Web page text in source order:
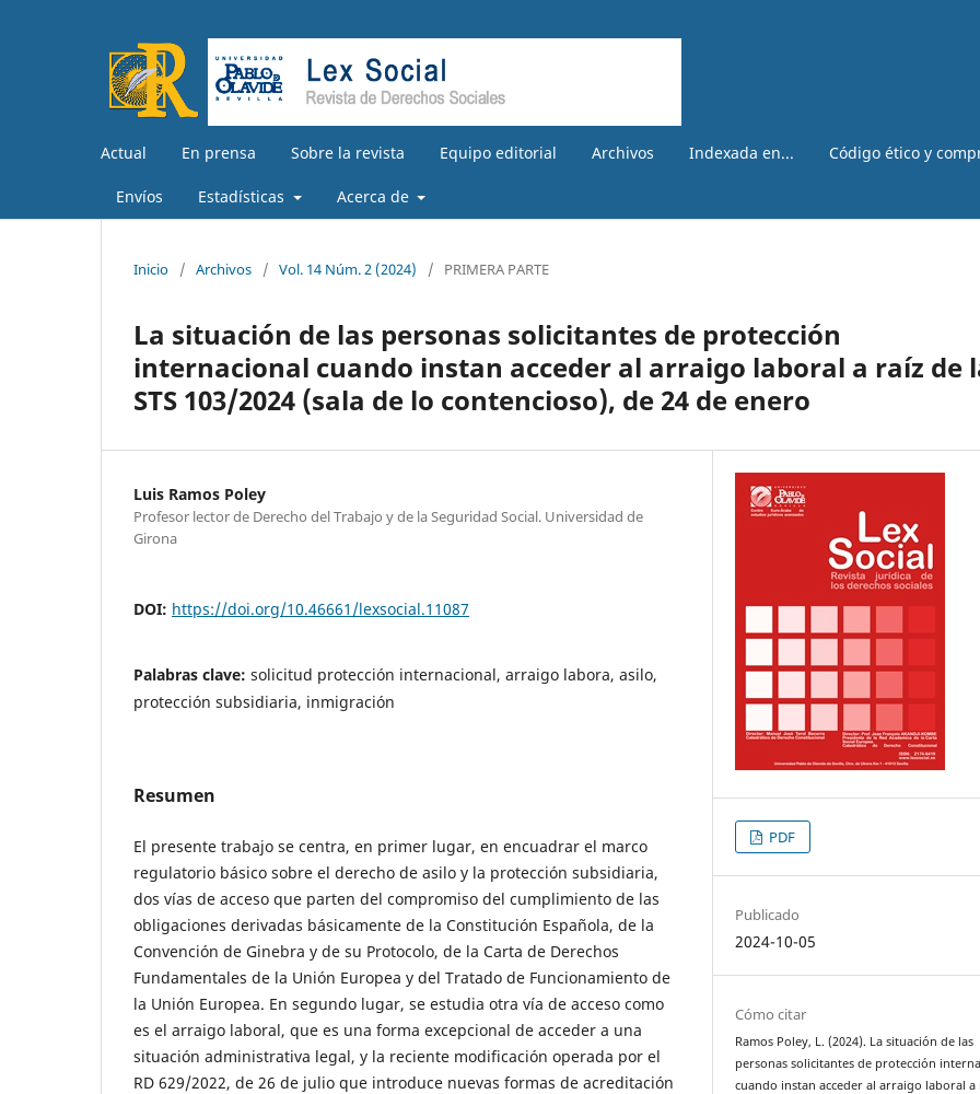
Actual En prensa Sobre la revista Equipo editorial Archivos Indexada en... Código ético y
Envíos Estadísticas Acerca de
Inicio / Archivos / Vol. 14 Núm. 2 (2024) / PRIMERA PARTE
La situación de las personas solicitantes de protección
internacional cuando instan acceder al arraigo laboral a raíz de
STS 103/2024 (sala de lo contencioso), de 24 de enero
Luis Ramos Poley
Profesor lector de Derecho del Trabajo y de la Seguridad Social. Universidad de
Girona
DOI: https://doi.org/10.46661/lexsocial.11087
Palabras clave: solicitud protección internacional, arraigo labora, asilo,
protección subsidiaria, inmigración
Resumen
El presente trabajo se centra, en primer lugar, en encuadrar el marco
regulatorio básico sobre el derecho de asilo y la protección subsidiaria,
dos vías de acceso que parten del compromiso del cumplimiento de las
obligaciones derivadas básicamente de la Constitución Española, de la
Convención de Ginebra y de su Protocolo, de la Carta de Derechos
Fundamentales de la Unión Europea y del Tratado de Funcionamiento de
la Unión Europea. En segundo lugar, se estudia otra vía de acceso como
es el arraigo laboral, que es una forma excepcional de acceder a una
situación administrativa legal, y la reciente modificación operada por el
RD 629/2022, de 26 de julio que introduce nuevas formas de acreditación
PDF
Publicado
2024-10-05
Cómo citar
Ramos Poley, L. (2024). La situación de las
personas solicitantes de protección
cuando instan acceder al arraigo laboral a